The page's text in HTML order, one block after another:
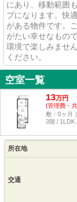
にあり、移動範囲
プになります。快
がある物件です。
がたい幸せなもの
環境で楽しみませ
ください。
空室一覧
13万円
(管理費・
敷：0ヶ月
3階 / 1LDK
所在地
交通